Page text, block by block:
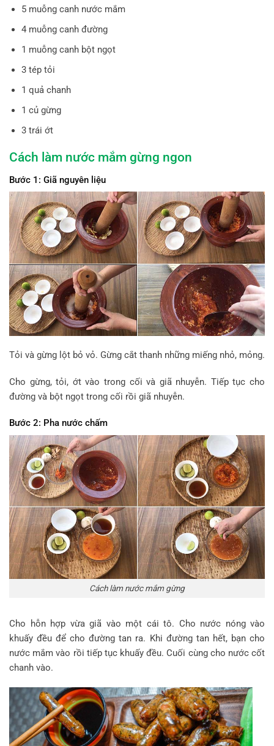
5 muỗng canh nước mắm
4 muỗng canh đường
1 muỗng canh bột ngọt
3 tép tỏi
1 quả chanh
1 củ gừng
3 trái ớt
Cách làm nước mắm gừng ngon
Bước 1: Giã nguyên liệu
Tỏi và gừng lột bỏ vỏ. Gừng cắt thanh những miếng nhỏ, mỏng.
Cho gừng, tỏi, ớt vào trong cối và giã nhuyễn. Tiếp tục cho
đường và bột ngọt trong cối rồi giã nhuyễn.
Bước 2: Pha nước chấm
Cách làm nước mắm gừng
Cho hỗn hợp vừa giã vào một cái tô. Cho nước nóng vào
khuấy đều để cho đường tan ra. Khi đường tan hết, bạn cho
nước mắm vào rồi tiếp tục khuấy đều. Cuối cùng cho nước cốt
chanh vào.